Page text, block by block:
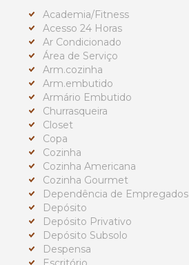
Academia/Fitness
Acesso 24 Horas
Ar Condicionado
Área de Serviço
Arm.cozinha
Arm.embutido
Armário Embutido
Churrasqueira
Closet
Copa
Cozinha
Cozinha Americana
Cozinha Gourmet
Dependência de Empregados
Depósito
Depósito Privativo
Depósito Subsolo
Despensa